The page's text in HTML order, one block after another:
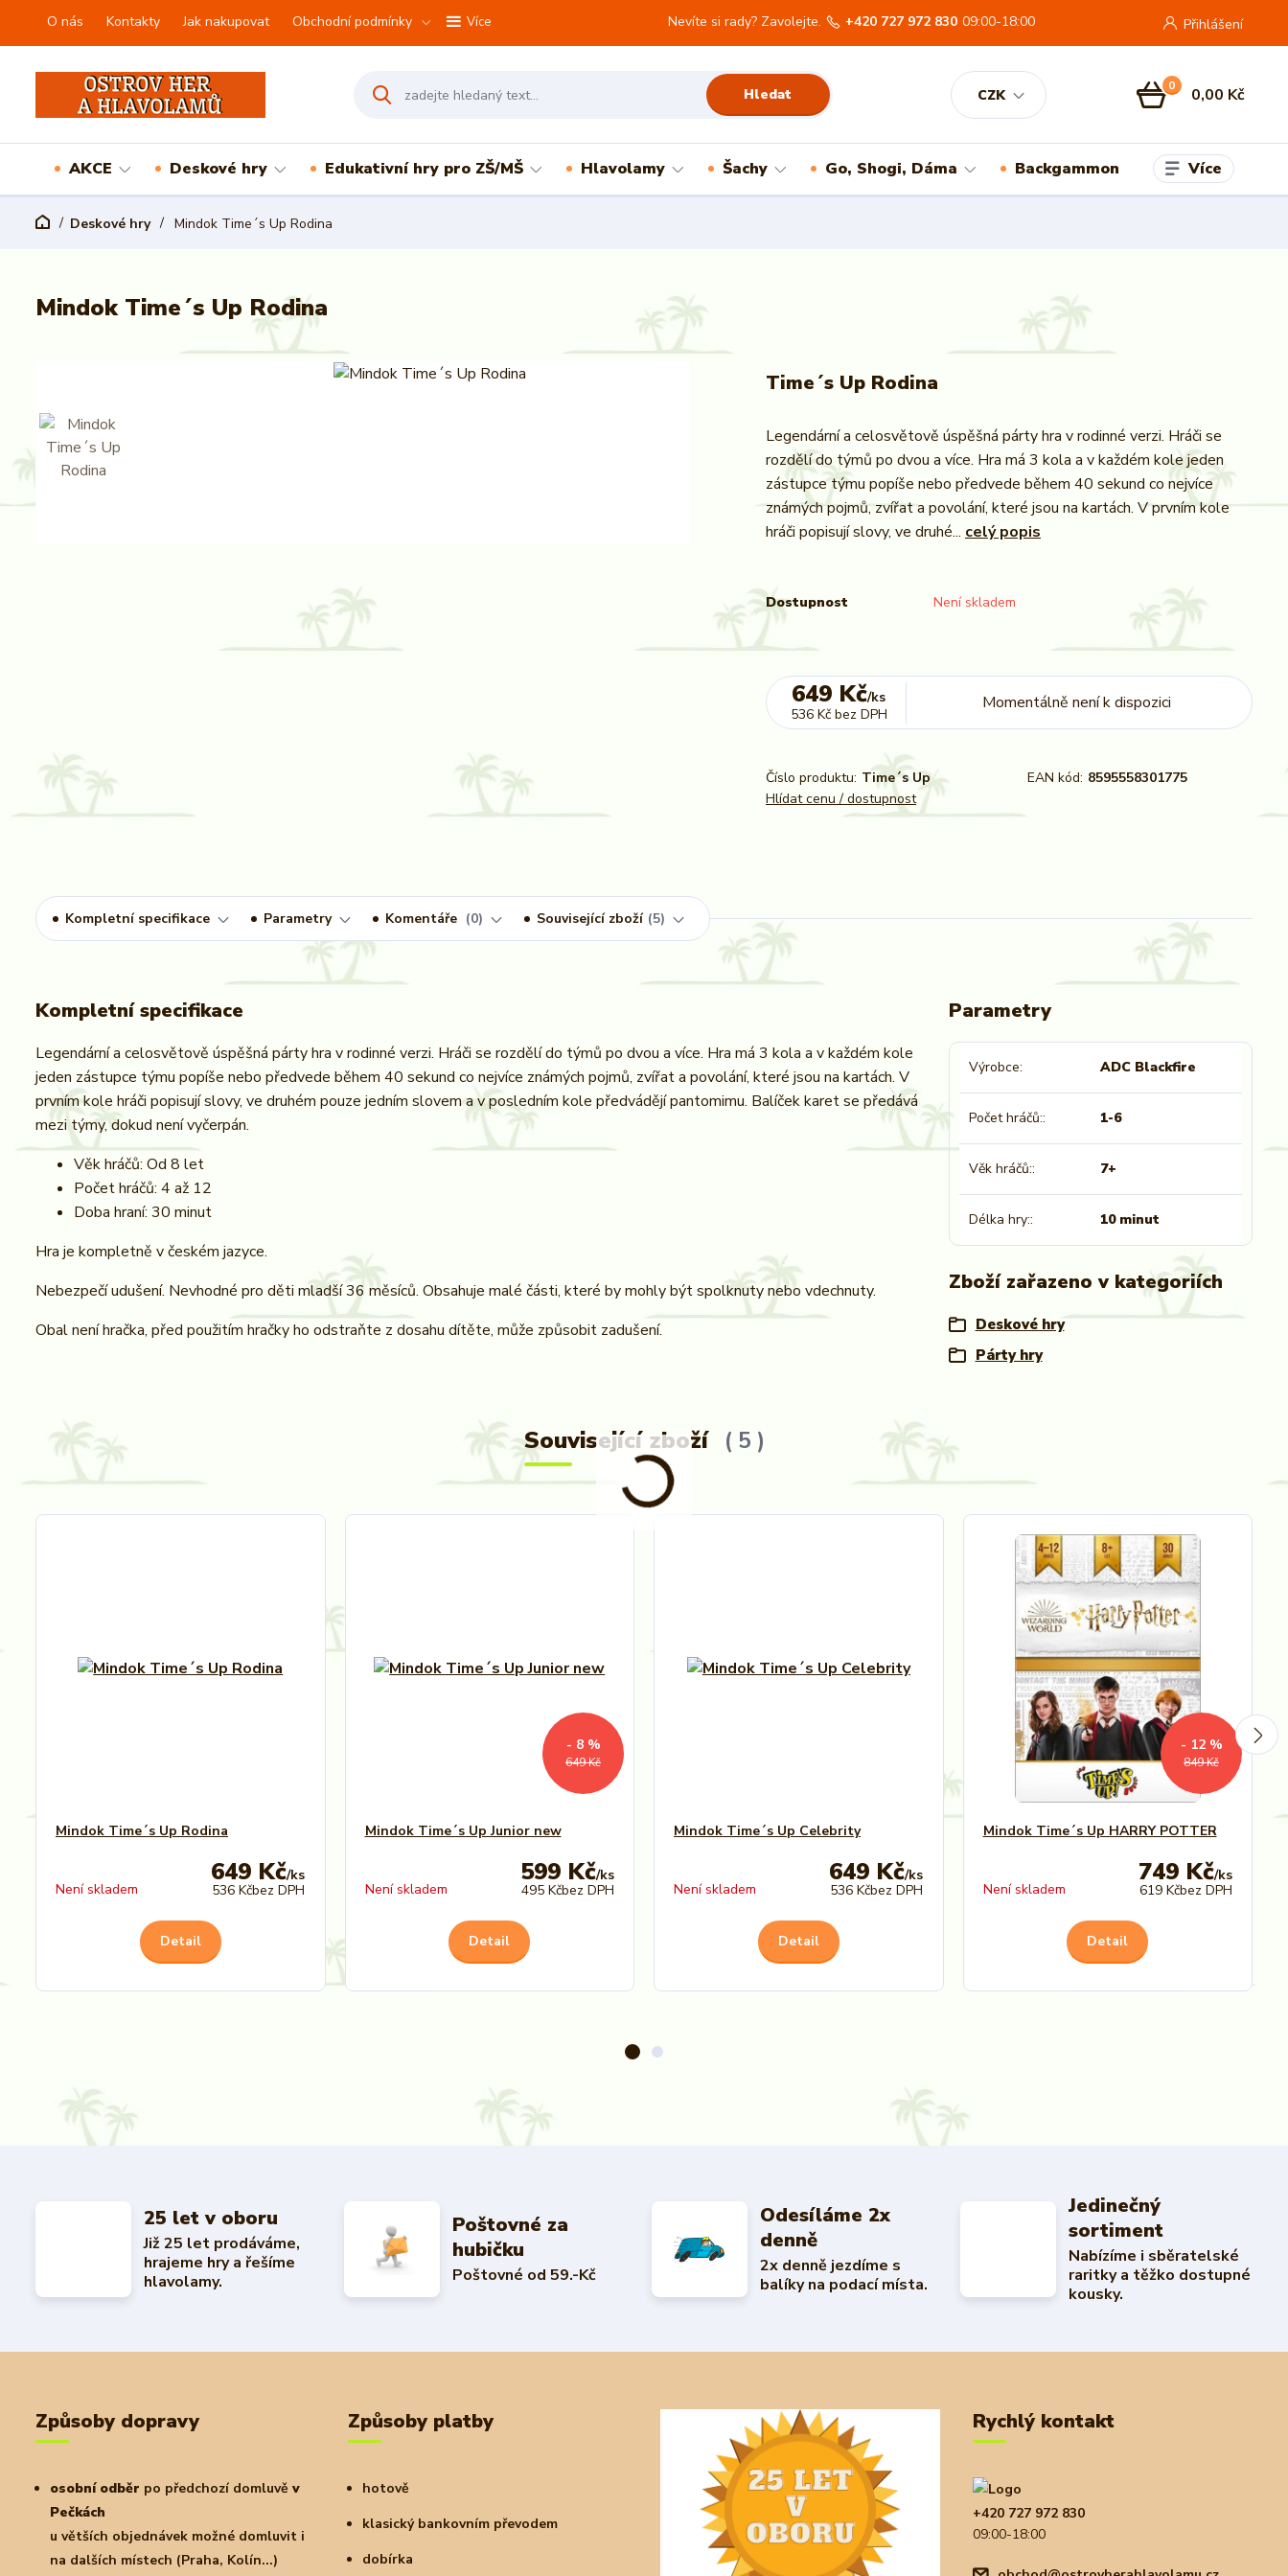
O nás Kontakty Jak nakupovat Obchodní podmínky Více
CZK
Přihlášení
Hledat
Nevíte si rady? Zavolejte. +420 727 972 830 09:00-18:00
0 0,00 Kč
AKCE Deskové hry Edukativní hry pro ZŠ/MŠ Hlavolamy Šachy Go, Shogi, Dáma Backgammon Více
Deskové hry Mindok Time´s Up Rodina
Mindok Time´s Up Rodina
Time´s Up Rodina
Legendární a celosvětově úspěšná párty hra v rodinné verzi. Hráči se
rozdělí do týmů po dvou a více. Hra má 3 kola a v každém kole jeden
zástupce týmu popíše nebo předvede během 40 sekund co nejvíce
známých pojmů, zvířat a povolání, které jsou na kartách. V prvním kole
hráči popisují slovy, ve druhé... celý popis
Dostupnost Není skladem
649 Kč/ks
536 Kč bez DPH
Momentálně není k dispozici
Číslo produktu: Time´s Up EAN kód: 8595558301775
Hlídat cenu / dostupnost
Kompletní specifikace Parametry Komentáře 0 Související zboží 5
Kompletní specifikace
Legendární a celosvětově úspěšná párty hra v rodinné verzi. Hráči se rozdělí do týmů po dvou a více. Hra má 3 kola a v každém kole
jeden zástupce týmu popíše nebo předvede během 40 sekund co nejvíce známých pojmů, zvířat a povolání, které jsou na kartách. V
prvním kole hráči popisují slovy, ve druhém pouze jedním slovem a v posledním kole předvádějí pantomimu. Balíček karet se předává
mezi týmy, dokud není vyčerpán.
Věk hráčů: Od 8 let
Počet hráčů: 4 až 12
Doba hraní: 30 minut
Hra je kompletně v českém jazyce.
Nebezpečí udušení. Nevhodné pro děti mladší 36 měsíců. Obsahuje malé části, které by mohly být spolknuty nebo vdechnuty.
Obal není hračka, před použitím hračky ho odstraňte z dosahu dítěte, může způsobit zadušení.
Parametry
Výrobce ADC Blackfire
Počet hráčů: 1-6
Věk hráčů: 7+
Délka hry: 10 minut
Zboží zařazeno v kategoriích
Deskové hry
Párty hry
Související zboží 5
Mindok Time´s Up Rodina
649 Kč/ks
536 Kčbez DPH
Není skladem
Detail
649 Kč
- 8 %
Mindok Time´s Up Junior new
599 Kč/ks
495 Kčbez DPH
Není skladem
Detail
Mindok Time´s Up Celebrity
649 Kč/ks
536 Kčbez DPH
Není skladem
Detail
849 Kč
- 12 %
Mindok Time´s Up HARRY POTTER
749 Kč/ks
619 Kčbez DPH
Není skladem
Detail
25 let v oboru
Již 25 let prodáváme,
hrajeme hry a řešíme
hlavolamy.
Poštovné za
hubičku
Poštovné od 59.-Kč
Odesíláme 2x
denně
2x denně jezdíme s
balíky na podací místa.
Jedinečný
sortiment
Nabízíme i sběratelské
raritky a těžko dostupné
kousky.
Způsoby dopravy
osobní odběr po předchozí domluvě v
Pečkách
u větších objednávek možné domluvit i
na dalších místech (Praha, Kolín...)
Způsoby platby
hotově
klasický bankovním převodem
dobírka
Rychlý kontakt
+420 727 972 830
09:00-18:00